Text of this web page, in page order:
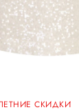
СКИДКИ